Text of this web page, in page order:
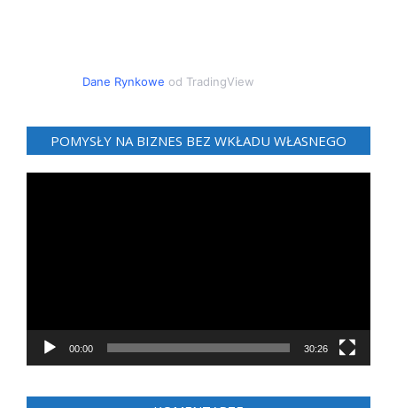
Dane Rynkowe od TradingView
POMYSŁY NA BIZNES BEZ WKŁADU WŁASNEGO
00:00 30:26